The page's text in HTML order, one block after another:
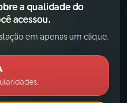
a qualidade do
acessou.
em apenas um clique.